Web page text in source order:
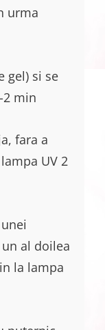
urma
gel) si se
2 min
fara a
UV 2
al doilea
la lampa